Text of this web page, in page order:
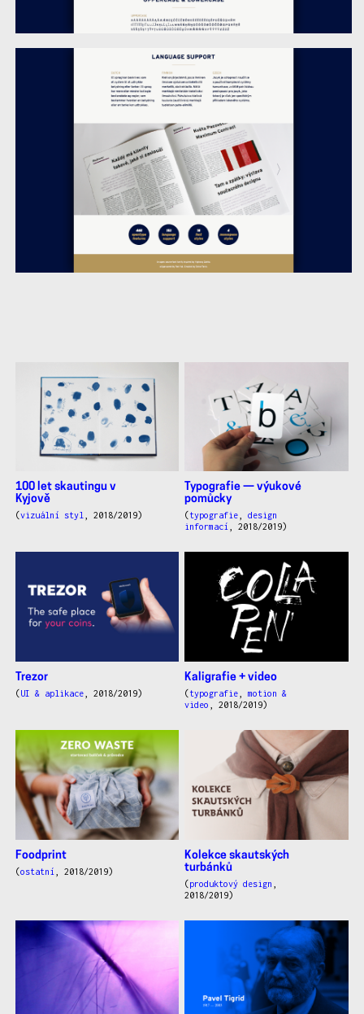
další
práce
100 let skautingu v
Kyjově
(vizuální styl , 2018/2019)
Typografie — výukové
pomůcky
(typografie ,design
informací
, 2018/2019)
Trezor
(UI & aplikace, 2018/2019)
Kaligrafie + video
(typografie ,motion &
video
, 2018/2019)
Foodprint
(ostatní , 2018/2019)
Kolekce skautských
turbánků
(produktový design
2018/2019)